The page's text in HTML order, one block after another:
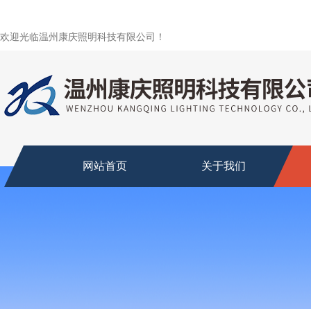
欢迎光临温州康庆照明科技有限公司！
网站首页 关于我们